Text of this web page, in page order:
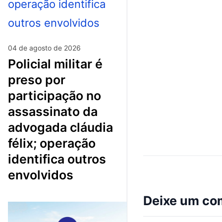
04 de agosto de 2026
policial militar é
preso por
participação no
assassinato da
advogada cláudia
félix; operação
identifica outros
envolvidos
Deixe um